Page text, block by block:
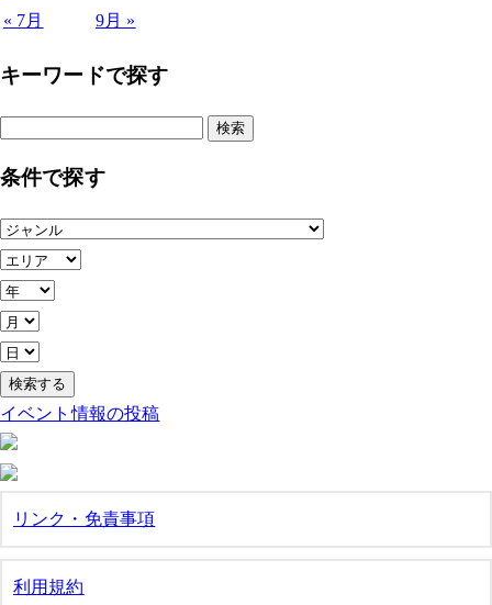
« 7月 9月 »
キーワードで探す
条件で探す
イベント情報の投稿
リンク・免責事項
利用規約